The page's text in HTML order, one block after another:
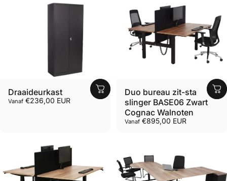
Draaideurkast
Vanaf €236,00 EUR
Duo bureau zit-sta
slinger BASE06 Zwart
Cognac Walnoten
Vanaf €895,00 EUR